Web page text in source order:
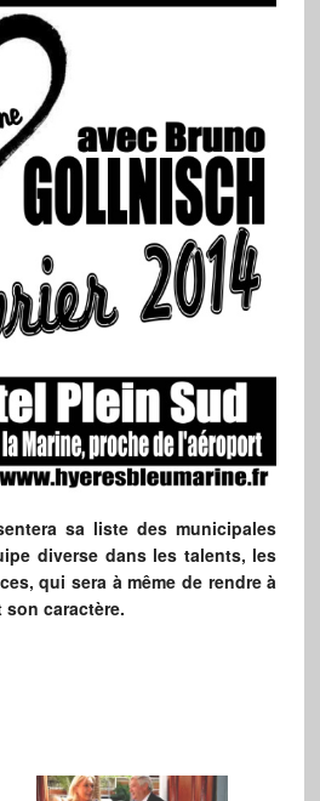
sa liste des municipales
diverse dans les talents, les
qui sera à même de rendre à
caractère.